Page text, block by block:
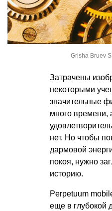
Grisha Bruev
Затрачены
некоторыми
значительные
много времени,
нет. Но чтобы
дармовой
покоя, нужно
историю.
Perpetuum
еще в глубокой